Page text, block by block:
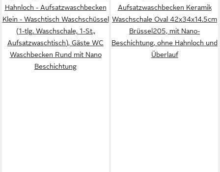
Hahnloch - Aufsatzwaschbecken
Klein - Waschtisch Waschschüssel
(1-tlg. Waschschale, 1-St.,
Aufsatzwaschtisch), Gäste WC
Waschbecken Rund mit Nano
Beschichtung
Aufsatzwaschbecken Keramik
Waschschale Oval 42x34x14.5cm
Brüssel205, mit Nano-
Beschichtung, ohne Hahnloch und
Überlauf